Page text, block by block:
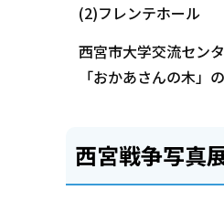
(2)フレンテホール
西宮市大学交流セン
「おかあさんの木」
西宮戦争写真